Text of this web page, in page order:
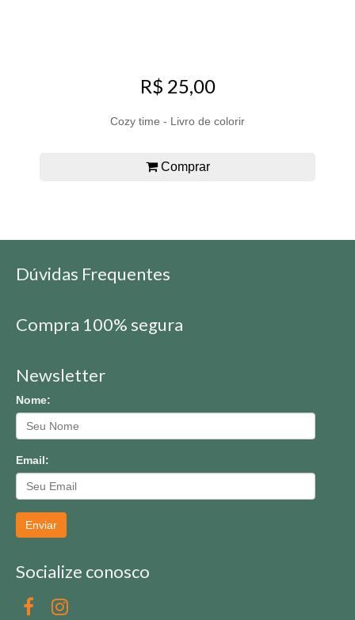
R$ 25,00
Cozy time - Livro de colorir
Comprar
Dúvidas Frequentes
Compra 100% segura
Newsletter
Nome:
Email:
Enviar
Socialize conosco